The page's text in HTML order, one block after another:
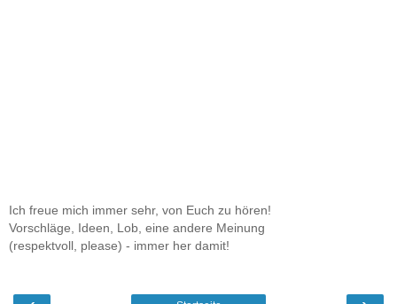
Ich freue mich immer sehr, von Euch zu hören!
Vorschläge, Ideen, Lob, eine andere Meinung
(respektvoll, please) - immer her damit!